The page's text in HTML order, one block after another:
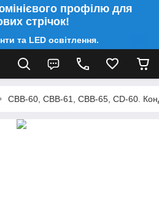
профілю для
стрічок!
та LED освітлення.
CBB-60, CBB-61, CBB-65, CD-60.